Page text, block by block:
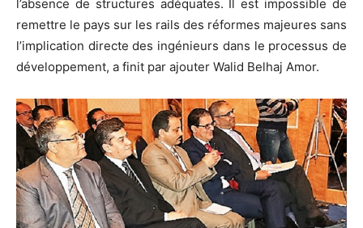
l’absence de structures adéquates. Il est impossible de
remettre le pays sur les rails des réformes majeures sans
l’implication directe des ingénieurs dans le processus de
développement, a finit par ajouter Walid Belhaj Amor.